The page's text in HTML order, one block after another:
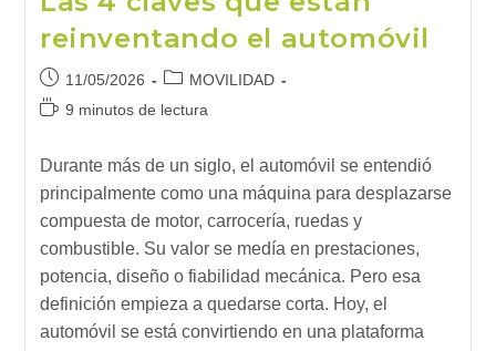
reinventando el automóvil
Publicación
de
11/05/2026
Categoría
de
MOVILIDAD
Tiempo9 minutos de lectura
Durante más de un siglo, el automóvil se entendió
principalmente como una máquina para desplazarse
compuesta de motor, carrocería, ruedas y
combustible. Su valor se medía en prestaciones,
potencia, diseño o fiabilidad mecánica. Pero esa
definición empieza a quedarse corta. Hoy, el
automóvil se está convirtiendo en una plataforma